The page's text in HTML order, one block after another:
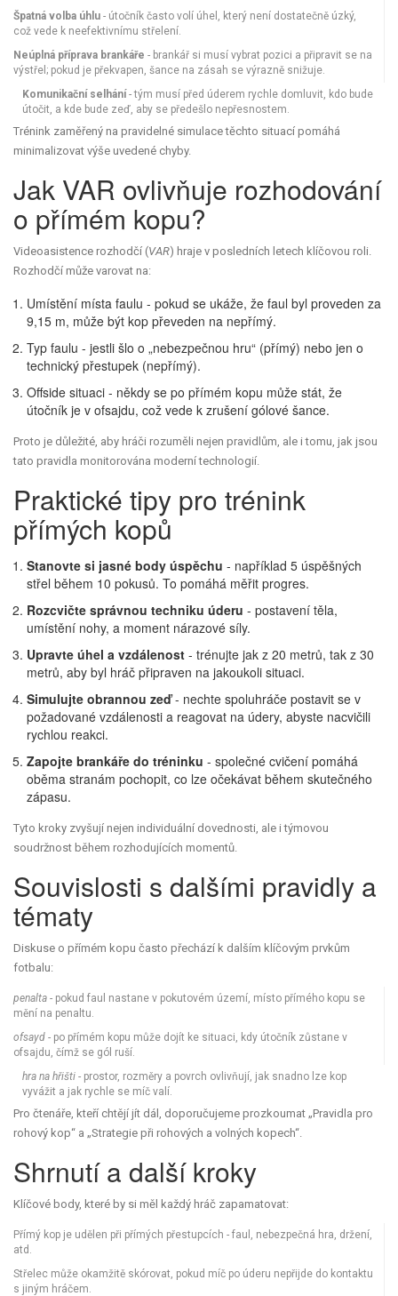
Špatná volba úhlu - útočník často volí úhel, který není dostatečně úzký,
což vede k neefektivnímu střelení.
Neúplná příprava brankáře - brankář si musí vybrat pozici a připravit se na
výstřel; pokud je překvapen, šance na zásah se výrazně snižuje.
Komunikační selhání - tým musí před úderem rychle domluvit, kdo bude
útočit, a kde bude zeď, aby se předešlo nepřesnostem.
Trénink zaměřený na pravidelné simulace těchto situací pomáhá
minimalizovat výše uvedené chyby.
Jak VAR ovlivňuje rozhodování
o přímém kopu?
Videoasistence rozhodčí (VAR) hraje v posledních letech klíčovou roli.
Rozhodčí může varovat na:
Umístění místa faulu - pokud se ukáže, že faul byl proveden za
9,15 m, může být kop převeden na nepřímý.
Typ faulu - jestli šlo o „nebezpečnou hru“ (přímý) nebo jen o
technický přestupek (nepřímý).
Offside situaci - někdy se po přímém kopu může stát, že
útočník je v ofsajdu, což vede k zrušení gólové šance.
Proto je důležité, aby hráči rozuměli nejen pravidlům, ale i tomu, jak jsou
tato pravidla monitorována moderní technologií.
Praktické tipy pro trénink
přímých kopů
Stanovte si jasné body úspěchu - například 5 úspěšných
střel během 10 pokusů. To pomáhá měřit progres.
Rozcvičte správnou techniku úderu - postavení těla,
umístění nohy, a moment nárazové síly.
Upravte úhel a vzdálenost - trénujte jak z 20 metrů, tak z 30
metrů, aby byl hráč připraven na jakoukoli situaci.
Simulujte obrannou zeď- nechte spoluhráče postavit se v
požadované vzdálenosti a reagovat na údery, abyste nacvičili
rychlou reakci.
Zapojte brankáře do tréninku - společné cvičení pomáhá
oběma stranám pochopit, co lze očekávat během skutečného
zápasu.
Tyto kroky zvyšují nejen individuální dovednosti, ale i týmovou
soudržnost během rozhodujících momentů.
Souvislosti s dalšími pravidly a
tématy
Diskuse o přímém kopu často přechází k dalším klíčovým prvkům
fotbalu:
penalta - pokud faul nastane v pokutovém území, místo přímého kopu se
mění na penaltu.
ofsayd - po přímém kopu může dojít ke situaci, kdy útočník zůstane v
ofsajdu, čímž se gól ruší.
hra na hřišti - prostor, rozměry a povrch ovlivňují, jak snadno lze kop
vyvážit a jak rychle se míč valí.
Pro čtenáře, kteří chtějí jít dál, doporučujeme prozkoumat „Pravidla pro
rohový kop“ a „Strategie při rohových a volných kopech“.
Shrnutí a další kroky
Klíčové body, které by si měl každý hráč zapamatovat:
Přímý kop je udělen při přímých přestupcích - faul, nebezpečná hra, držení,
atd.
Střelec může okamžitě skórovat, pokud míč po úderu nepřijde do kontaktu
s jiným hráčem.